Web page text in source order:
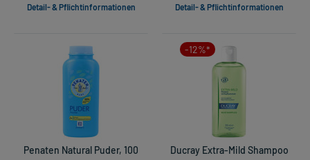
Detail- & Pflichtinformationen Detail- & Pflichtinformationen
Penaten Natural Puder, 100
-12%*
Ducray Extra-Mild Shampoo